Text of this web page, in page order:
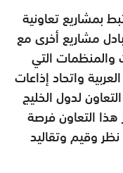
بمشاريع تعاونية
مشاريع أخرى مع
والمنظمات التي
واتحاد إذاعات
لدول الخليج
هذا التعاون فرصة
وقيم وتقاليد